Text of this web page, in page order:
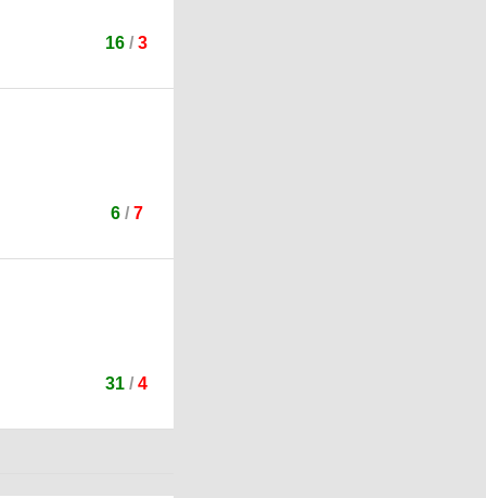
16 / 3
6/ 7
31 / 4